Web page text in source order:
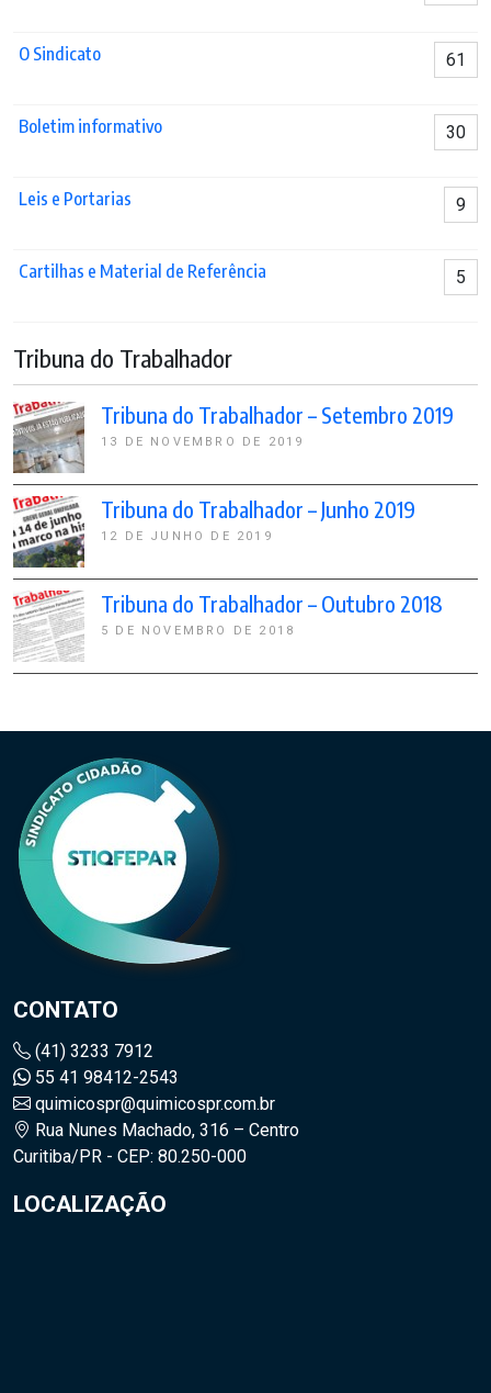
O Sindicato 61
Boletim informativo 30
Leis e Portarias 9
Cartilhas e Material de Referência 5
Tribuna do Trabalhador
Tribuna do Trabalhador – Setembro 2019
13 DE NOVEMBRO DE 2019
Tribuna do Trabalhador – Junho 2019
12 DE JUNHO DE 2019
Tribuna do Trabalhador – Outubro 2018
5 DE NOVEMBRO DE 2018
CONTATO
(41) 3233 7912
55 41 98412-2543
quimicospr@quimicospr.com.br
Rua Nunes Machado, 316 – Centro
Curitiba/PR - CEP: 80.250-000
LOCALIZAÇÃO